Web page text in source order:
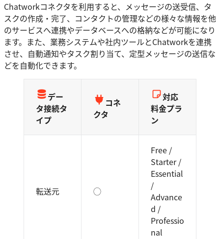
Chatworkコネクタを利用すると、メッセージの送受信、タ
スクの作成・完了、コンタクトの管理などの様々な情報を他
のサービスへ連携やデータベースへの格納などが可能になり
ます。また、業務システムや社内ツールとChatworkを連携
させ、自動通知やタスク割り当て、定型メッセージの送信な
どを自動化できます。
デー
タ接続タ
イプ
コネ
クタ
対応
料金プラ
ン
転送元 ◯
Free /
Starter /
Essential
/
Advance
d /
Professio
nal